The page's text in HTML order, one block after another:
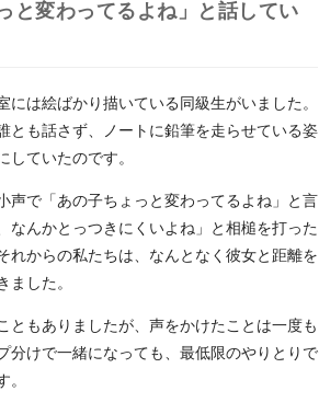
と変わってるよね」と話してい
には絵ばかり描いている同級生がいました。
とも話さず、ノートに鉛筆を走らせている姿
していたのです。
声で「あの子ちょっと変わってるよね」と言
なんかとっつきにくいよね」と相槌を打った
れからの私たちは、なんとなく彼女と距離を
ました。
ともありましたが、声をかけたことは一度も
分けで一緒になっても、最低限のやりとりで
。